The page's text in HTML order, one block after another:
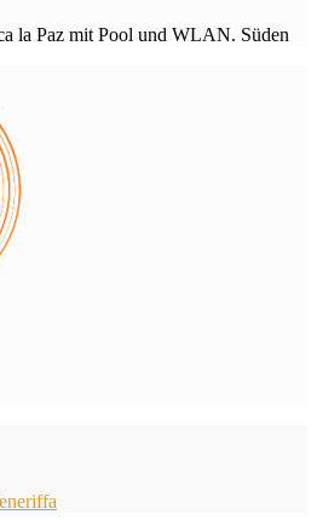
la Paz mit Pool und WLAN. Süden